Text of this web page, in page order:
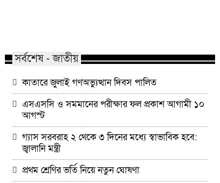
সর্বশেষ - জাতীয়
কাতারে জুলাই গণঅভ্যুত্থান দিবস পালিত
এসএসসি ও সমমানের পরীক্ষার ফল প্রকাশ আগামী ১০
আগস্ট
গ্যাস সরবরাহ ২ থেকে ৩ দিনের মধ্যে স্বাভাবিক হবে:
জ্বালানি মন্ত্রী
প্রথম শ্রেণির ভর্তি নিয়ে নতুন ঘোষণা